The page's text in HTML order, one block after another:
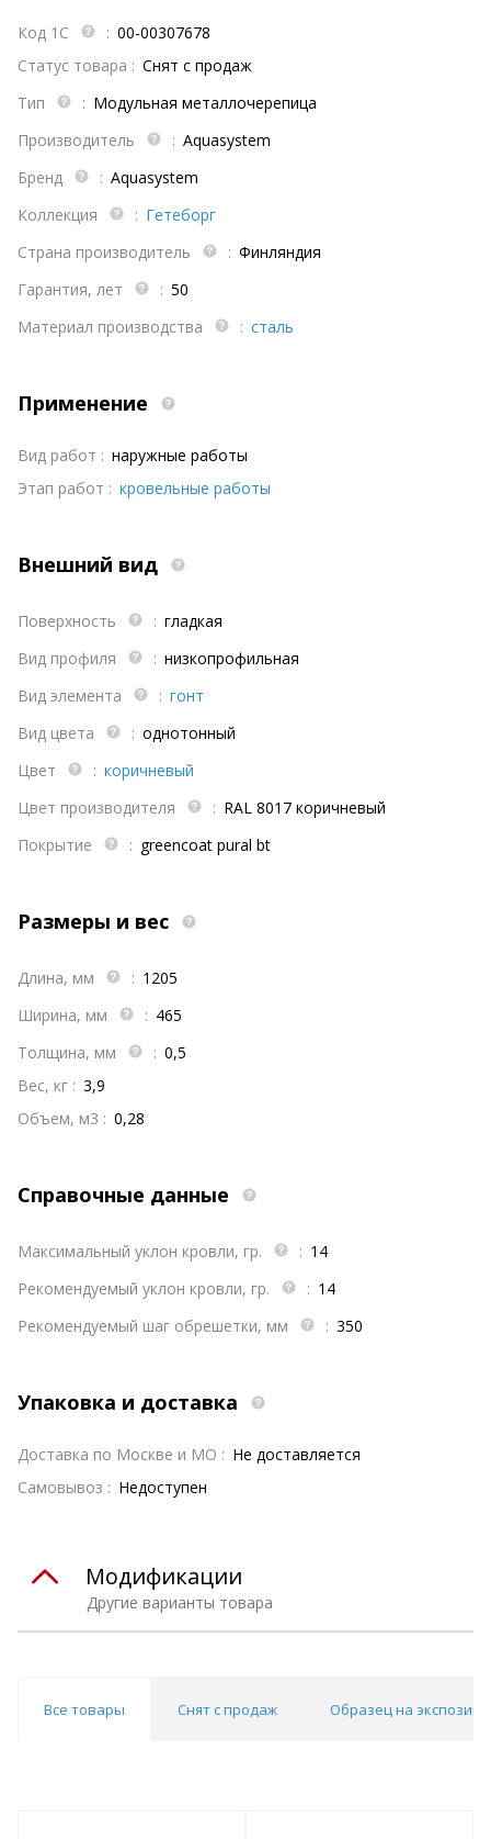
Код 1С : 00-00307678
Статус товара : Снят с продаж
Тип
: Модульная металлочерепица
Производитель
: Aquasystem
Бренд
: Aquasystem
Коллекция
: Гетеборг
Страна производитель
: Финляндия
Гарантия, лет
: 50
Материал производства
: сталь
Применение
Вид работ : наружные работы
Этап работ : кровельные работы
Внешний вид
Поверхность : гладкая
Вид профиля
: низкопрофильная
Вид элемента
: гонт
Вид цвета
: однотонный
Цвет
: коричневый
Цвет производителя
: RAL 8017 коричневый
Покрытие
: greencoat pural bt
Размеры и вес
Длина, мм : 1205
Ширина, мм
: 465
Толщина, мм
: 0,5
Вес, кг : 3,9
Объем, м3 : 0,28
Справочные данные
Максимальный уклон кровли, гр. : 14
Рекомендуемый уклон кровли, гр.
: 14
Рекомендуемый шаг обрешетки, мм
: 350
Упаковка и доставка
Доставка по Москве и МО : Не доставляется
Самовывоз : Недоступен
Другие варианты товара
Модификации
Все товары Снят с продаж Образец на